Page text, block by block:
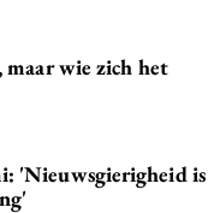
wie zich het
'Nieuwsgierigheid is